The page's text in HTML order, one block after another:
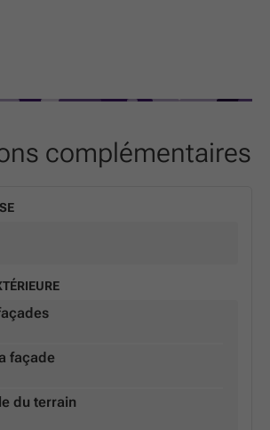
complémentaires
façade
du terrain